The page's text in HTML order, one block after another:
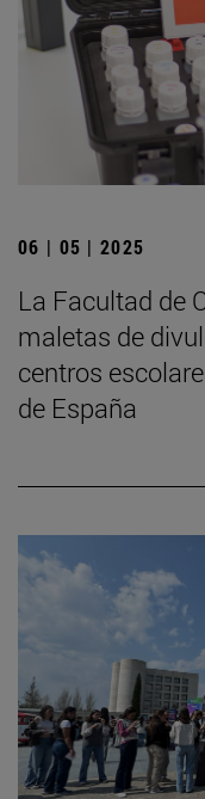
06 | 05 | 2025
La Facultad de
maletas de
centros
de España